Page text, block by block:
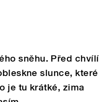
sněhu. Před chvílí
slunce, které
je tu krátké, zima